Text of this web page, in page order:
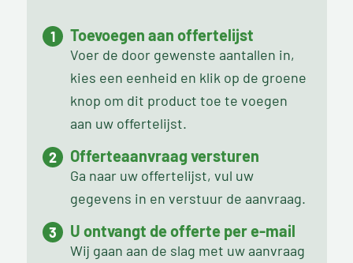
Toevoegen aan offertelijst
Voer de door gewenste aantallen in,
kies een eenheid en klik op de groene
knop om dit product toe te voegen
aan uw offertelijst.
Offerteaanvraag versturen
Ga naar uw offertelijst, vul uw
gegevens in en verstuur de aanvraag.
U ontvangt de offerte per e-mail
Wij gaan aan de slag met uw aanvraag